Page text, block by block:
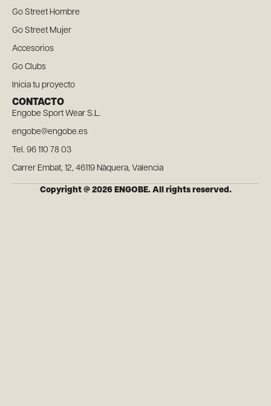
Go Street Hombre
Go Street Mujer
Accesorios
Go Clubs
Inicia tu proyecto
CONTACTO
Engobe Sport Wear S.L.
engobe@engobe.es
Tel. 96 110 78 03
Carrer Embat, 12, 46119 Nàquera, Valencia
Copyright @ 2026 ENGOBE. All rights reserved.